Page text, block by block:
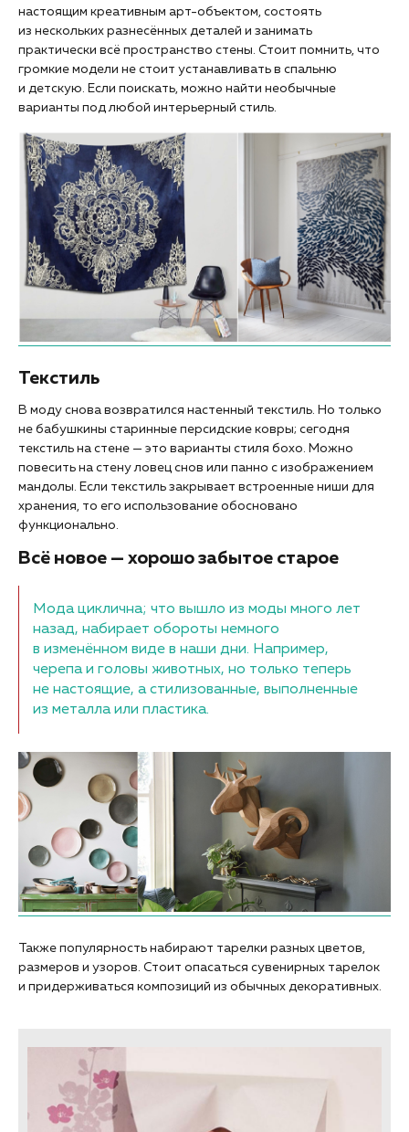
настоящим креативным арт-объектом, состоять
из нескольких разнесённых деталей и занимать
практически всё пространство стены. Стоит помнить, что
громкие модели не стоит устанавливать в спальню
и детскую. Если поискать, можно найти необычные
варианты под любой интерьерный стиль.
Текстиль
В моду снова возвратился настенный текстиль. Но только
не бабушкины старинные персидские ковры; сегодня
текстиль на стене — это варианты стиля бохо. Можно
повесить на стену ловец снов или панно с изображением
мандолы. Если текстиль закрывает встроенные ниши для
хранения, то его использование обосновано
функционально.
Всё новое — хорошо забытое старое
Мода циклична; что вышло из моды много лет
назад, набирает обороты немного
в изменённом виде в наши дни. Например,
черепа и головы животных, но только теперь
не настоящие, а стилизованные, выполненные
из металла или пластика.
Также популярность набирают тарелки разных цветов,
размеров и узоров. Стоит опасаться сувенирных тарелок
и придерживаться композиций из обычных декоративных.